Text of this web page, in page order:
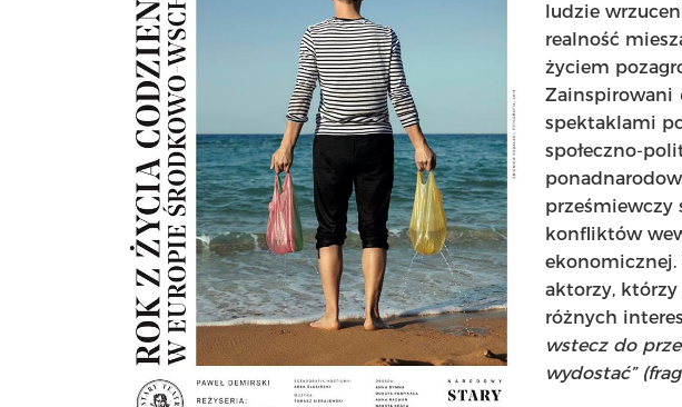
ludzie
realność
życiem
Zainspirowani
spektaklami
społeczno-
prześmiewczy
konfliktów
aktorzy,
różnych
wstecz do
wydostać”